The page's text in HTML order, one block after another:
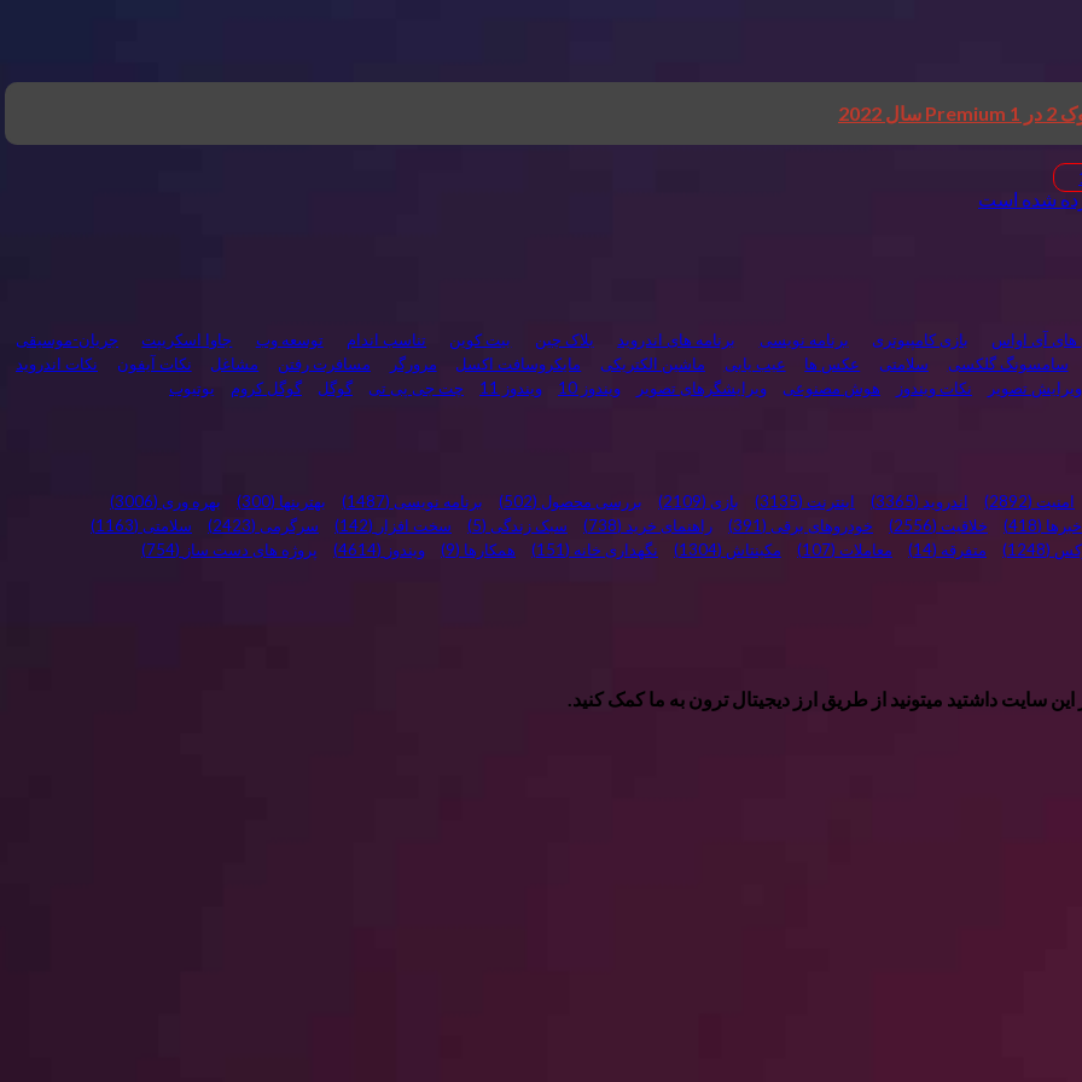
های آی اواس بازی کامپیوتری برنامه نويسی برنامه های اندروید بلاک چین بیت کوین تناسب اندام توسعه وب جاوا اسکریپت
جریان-موسیقی
سامسونگ گلکسی سلامتی عکس ها عیب یابی ماشین الکتریکی مایکروسافت اکسل مرورگر مسافرت رفتن مشاغل نکات آیفون
نکات اندروید
تصویر نکات ویندوز هوش مصنوعی ویرایشگرهای تصویر ویندوز 10 ویندوز 11 چت جی پی تی گوگل گوگل کروم یوتیوب
امنیت (2892) اندروید (3365) اینترنت (3135) بازی (2109) بررسی محصول (502) برنامه نویسی (1487) بهترینها (300) بهره وری (3006)
خبرها (418) خلاقیت (2556) خودروهای برقی (391) راهنمای خرید (738) سبک زندگی (5) سخت افزار (142) سرگرمی (2423) سلامتی (1163)
(1248) متفرقه (14) معاملات (107) مکینتاش (1304) نگهداری خانه (151) همکارها (9) ویندوز (4614) پروژه های دست ساز (754)
سایت داشتید میتونید از طریق ارز دیجیتال ترون به ما کمک کنید.